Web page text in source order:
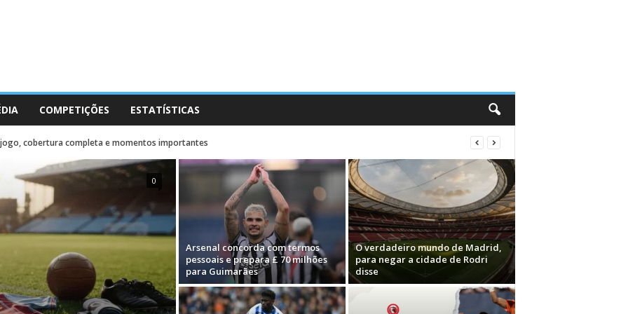
COMPETIÇÕES ESTATÍSTICAS
cobertura completa e momentos importantes
0
Arsenal concorda com termos
pessoais e prepara £ 70 milhões
para Guimarães
O verdadeiro mundo de Madrid,
para negar a cidade de Rodri
disse